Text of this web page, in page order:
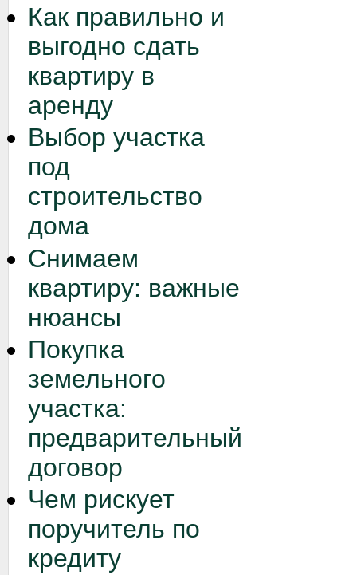
Как правильно и
выгодно сдать
квартиру в
аренду
Выбор участка
под
строительство
дома
Снимаем
квартиру: важные
нюансы
Покупка
земельного
участка:
предварительный
договор
Чем рискует
поручитель по
кредиту